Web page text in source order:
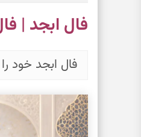
فال ابجد | فال
فال ابجد خود